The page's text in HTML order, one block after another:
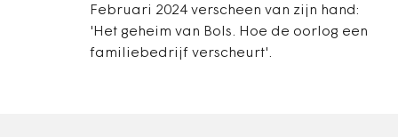
Februari 2024 verscheen van zijn hand:
'Het geheim van Bols. Hoe de oorlog een
familiebedrijf verscheurt'.